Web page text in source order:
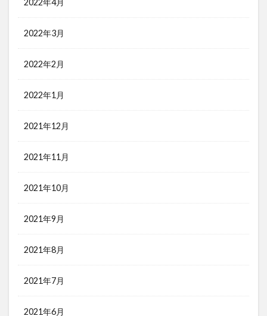
2022年4月
2022年3月
2022年2月
2022年1月
2021年12月
2021年11月
2021年10月
2021年9月
2021年8月
2021年7月
2021年6月